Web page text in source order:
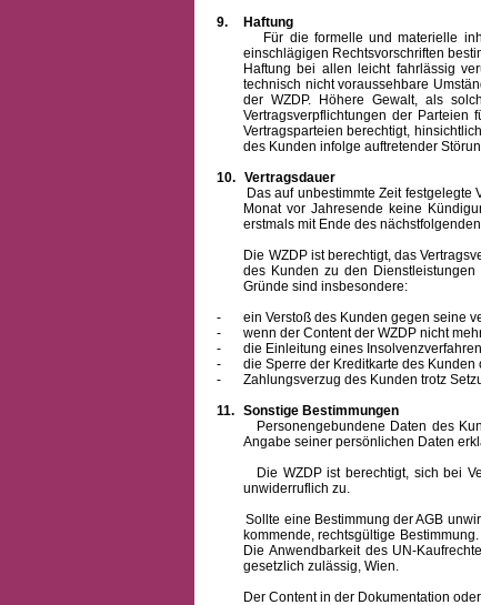
9.
Haftung
Für die formelle und materielle
einschlägigen Rechtsvorschriften
Haftung bei allen leicht fahrlässig
technisch nicht voraussehbare
der WZDP. Höhere Gewalt, als
Vertragsverpflichtungen der
Vertragsparteien berechtigt,
des Kunden infolge auftretender
10. Vertragsdauer
Das auf unbestimmte Zeit festgelegte
Monat vor Jahresende keine
erstmals mit Ende des
Die WZDP ist berechtigt, das
des Kunden zu den
Gründe sind insbesondere:
-
ein Verstoß des Kunden gegen seine
-
wenn der Content der WZDP nicht
-
die Einleitung eines
-
die Sperre der Kreditkarte des
-
Zahlungsverzug des Kunden trotz
11. Sonstige Bestimmungen
Personengebundene Daten des
Angabe seiner persönlichen Daten
Die WZDP ist berechtigt, sich bei
unwiderruflich zu.
Sollte eine Bestimmung der AGB
kommende, rechtsgültige
Die Anwendbarkeit des UN-
gesetzlich zulässig, Wien.
Der Content in der Dokumentation oder